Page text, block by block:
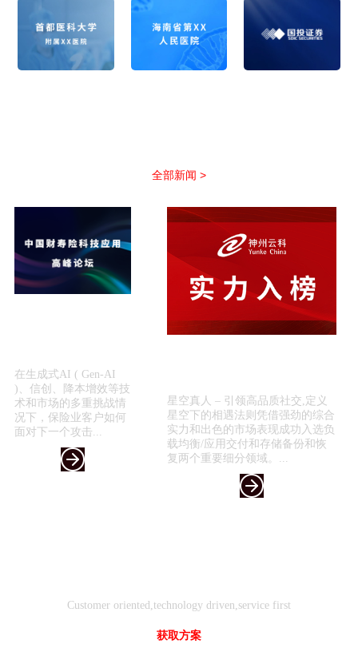
全部新闻 >
在生成式AI ( Gen-AI
)、信创、降本增效等技
术和市场的多重挑战情
况下，保险业客户如何
面对下一个攻击...
星空真人 – 引领高品质社交,定义
星空下的相遇法则凭借强劲的综合
实力和出色的市场表现成功入选负
载均衡/应用交付和存储备份和恢
复两个重要细分领域。...
Customer oriented,technology driven,service first
获取方案